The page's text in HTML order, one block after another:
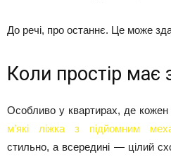
До речі, про останнє. Це може
Коли простір має
Особливо у квартирах, де
м’які ліжка з підйомним
стильно, а всередині — цілий